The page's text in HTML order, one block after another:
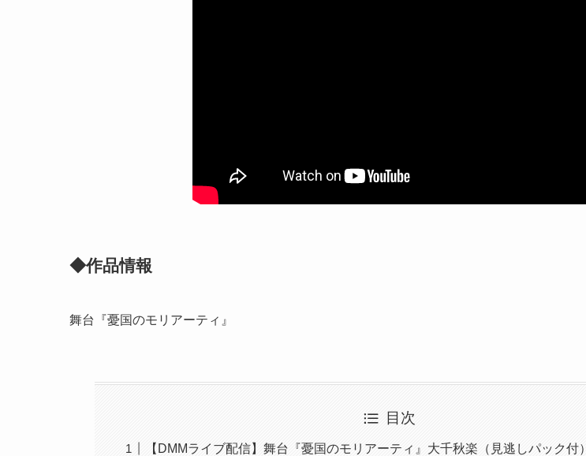
◆作品情報
舞台『憂国のモリアーティ』
目次
【DMMライブ配信】舞台『憂国のモリアーティ』大千秋楽（見逃しパック付）